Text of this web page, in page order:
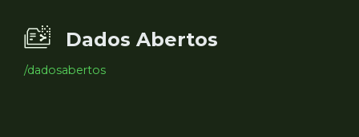
Dados Abertos
/dadosabertos